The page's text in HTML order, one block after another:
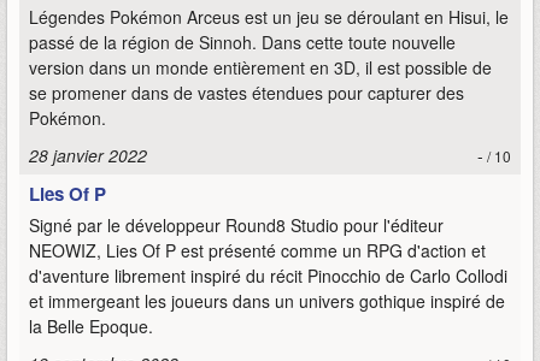
Légendes Pokémon Arceus est un jeu se déroulant en Hisui, le
passé de la région de Sinnoh. Dans cette toute nouvelle
version dans un monde entièrement en 3D, il est possible de
se promener dans de vastes étendues pour capturer des
Pokémon.
28 janvier 2022
- / 10
Lies Of P
Signé par le développeur Round8 Studio pour l'éditeur
NEOWIZ, Lies Of P est présenté comme un RPG d'action et
d'aventure librement inspiré du récit Pinocchio de Carlo Collodi
et immergeant les joueurs dans un univers gothique inspiré de
la Belle Epoque.